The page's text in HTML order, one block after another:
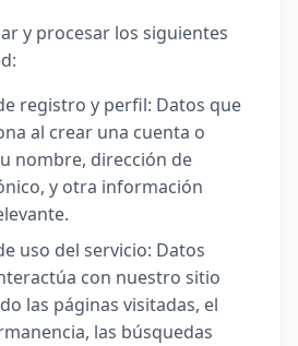
y procesar los siguientes
registro y perfil: Datos que
al crear una cuenta o
nombre, dirección de
y otra información
uso del servicio: Datos
con nuestro sitio
las páginas visitadas, el
las búsquedas